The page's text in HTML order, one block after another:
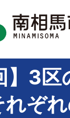
3区
れぞ